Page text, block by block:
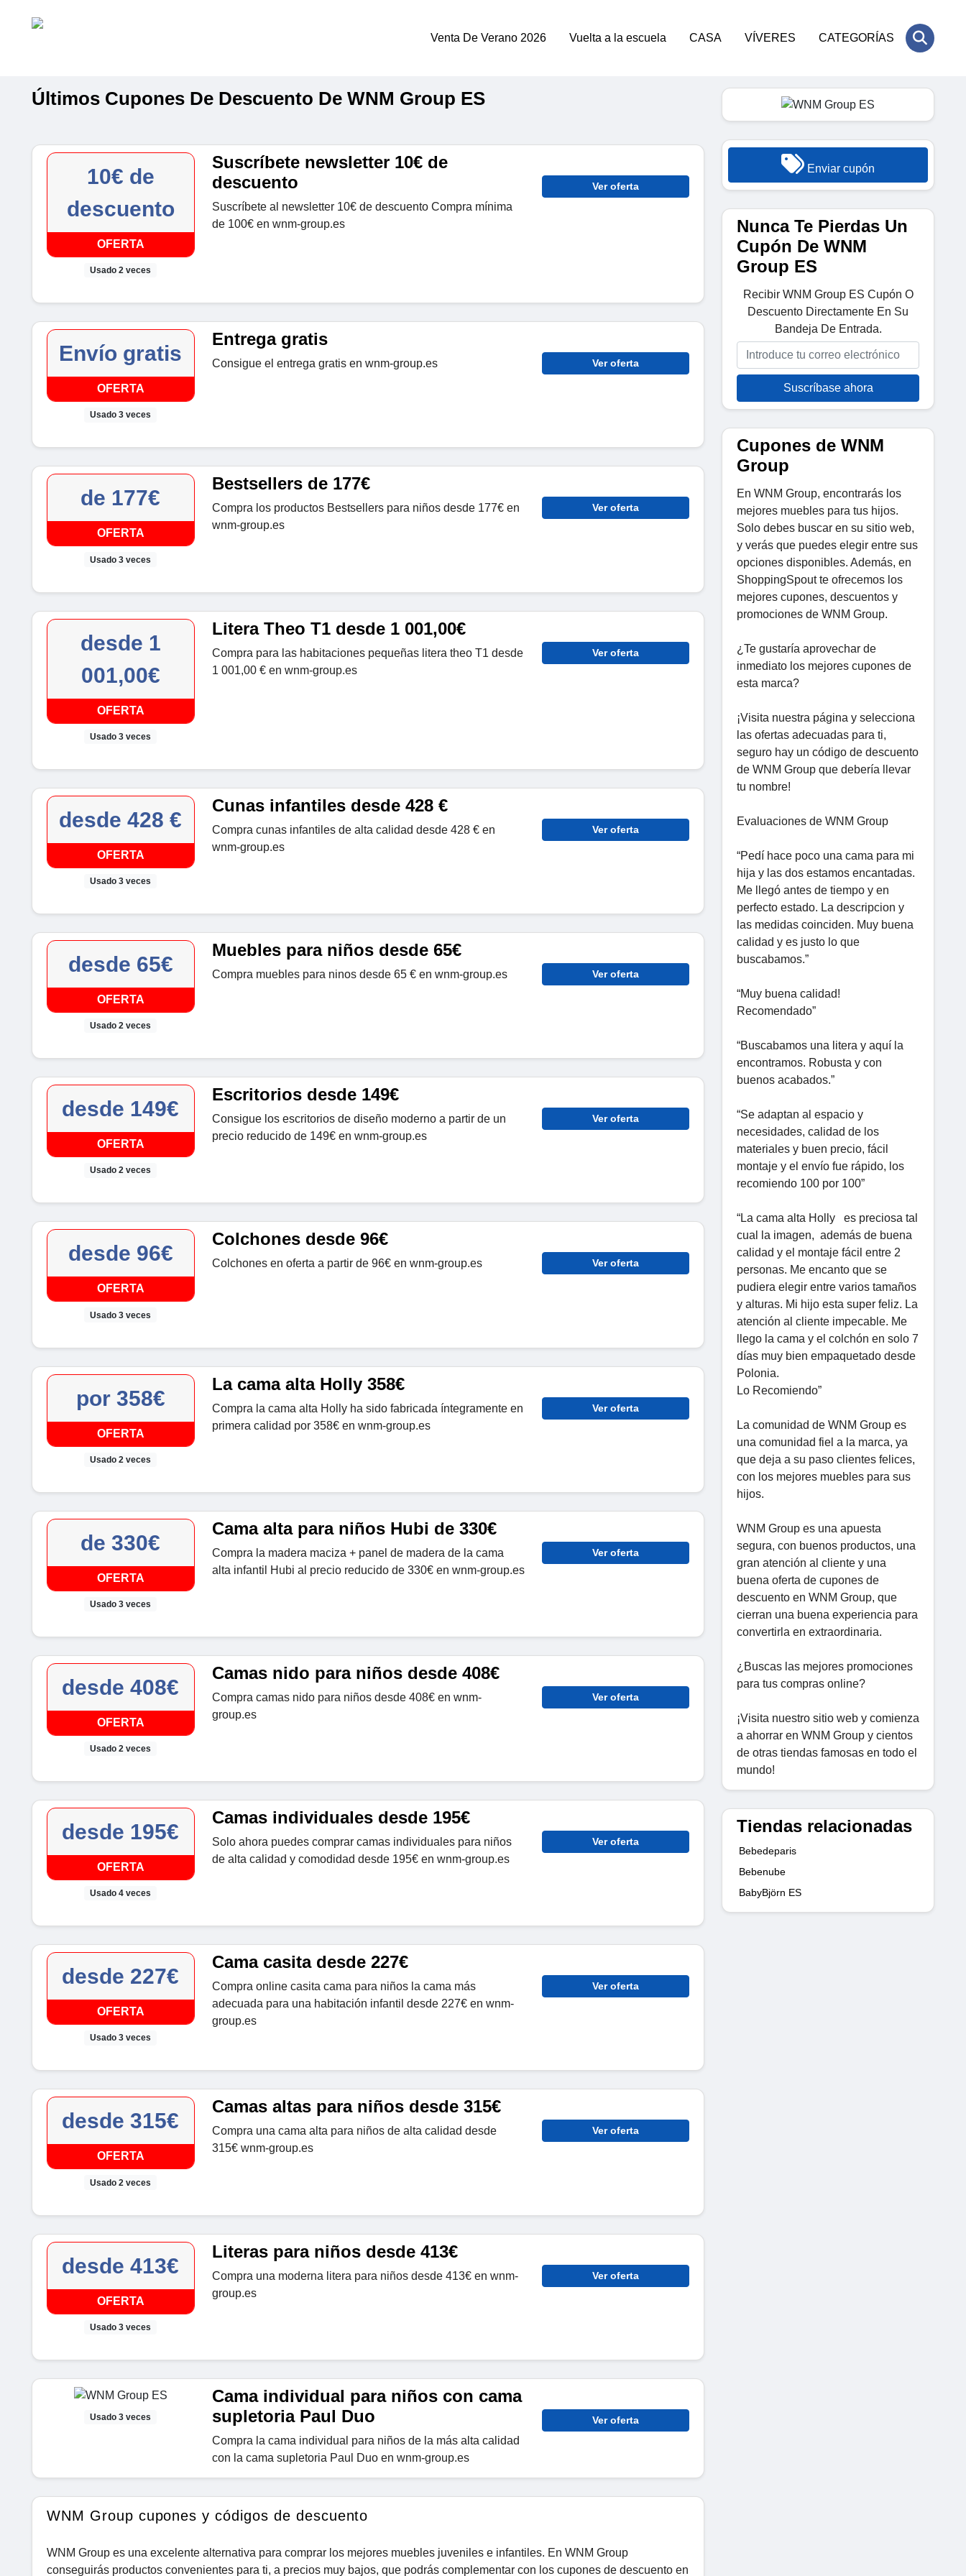
Venta De Verano 2026 Vuelta a la escuela CASA VÍVERES CATEGORÍAS
Últimos Cupones De Descuento De WNM Group ES
10€ de
descuento
OFERTA
Usado 2 veces
Suscríbete newsletter 10€ de
descuento
Suscríbete al newsletter 10€ de descuento Compra mínima
de 100€ en wnm-group.es
Ver oferta
Envío gratis
OFERTA
Usado 3 veces
Entrega gratis
Consigue el entrega gratis en wnm-group.es Ver oferta
de 177€
OFERTA
Usado 3 veces
Bestsellers de 177€
Compra los productos Bestsellers para niños desde 177€ en
wnm-group.es
Ver oferta
desde 1
001,00€
OFERTA
Usado 3 veces
Litera Theo T1 desde 1 001,00€
Compra para las habitaciones pequeñas litera theo T1 desde
1 001,00 € en wnm-group.es
Ver oferta
desde 428 €
OFERTA
Usado 3 veces
Cunas infantiles desde 428 €
Compra cunas infantiles de alta calidad desde 428 € en
wnm-group.es
Ver oferta
desde 65€
OFERTA
Usado 2 veces
Muebles para niños desde 65€
Compra muebles para ninos desde 65 € en wnm-group.es Ver oferta
desde 149€
OFERTA
Usado 2 veces
Escritorios desde 149€
Consigue los escritorios de diseño moderno a partir de un
precio reducido de 149€ en wnm-group.es
Ver oferta
desde 96€
OFERTA
Usado 3 veces
Colchones desde 96€
Colchones en oferta a partir de 96€ en wnm-group.es Ver oferta
por 358€
OFERTA
Usado 2 veces
La cama alta Holly 358€
Compra la cama alta Holly ha sido fabricada íntegramente en
primera calidad por 358€ en wnm-group.es
Ver oferta
de 330€
OFERTA
Usado 3 veces
Cama alta para niños Hubi de 330€
Compra la madera maciza + panel de madera de la cama
alta infantil Hubi al precio reducido de 330€ en wnm-group.es
Ver oferta
desde 408€
OFERTA
Usado 2 veces
Camas nido para niños desde 408€
Compra camas nido para niños desde 408€ en wnm-
group.es
Ver oferta
desde 195€
OFERTA
Usado 4 veces
Camas individuales desde 195€
Solo ahora puedes comprar camas individuales para niños
de alta calidad y comodidad desde 195€ en wnm-group.es
Ver oferta
desde 227€
OFERTA
Usado 3 veces
Cama casita desde 227€
Compra online casita cama para niños la cama más
adecuada para una habitación infantil desde 227€ en wnm-
group.es
Ver oferta
desde 315€
OFERTA
Usado 2 veces
Camas altas para niños desde 315€
Compra una cama alta para niños de alta calidad desde
315€ wnm-group.es
Ver oferta
desde 413€
OFERTA
Usado 3 veces
Literas para niños desde 413€
Compra una moderna litera para niños desde 413€ en wnm-
group.es
Ver oferta
Usado 3 veces
Cama individual para niños con cama
supletoria Paul Duo
Compra la cama individual para niños de la más alta calidad
con la cama supletoria Paul Duo en wnm-group.es
Ver oferta
WNM Group cupones y códigos de descuento
WNM Group es una excelente alternativa para comprar los mejores muebles juveniles e infantiles. En WNM Group
conseguirás productos convenientes para ti, a precios muy bajos, que podrás complementar con los cupones de descuento en
Enviar cupón
Nunca Te Pierdas Un
Cupón De WNM
Group ES
Recibir WNM Group ES Cupón O
Descuento Directamente En Su
Bandeja De Entrada.
Suscríbase ahora
Cupones de WNM
Group
En WNM Group, encontrarás los
mejores muebles para tus hijos.
Solo debes buscar en su sitio web,
y verás que puedes elegir entre sus
opciones disponibles. Además, en
ShoppingSpout te ofrecemos los
mejores cupones, descuentos y
promociones de WNM Group.
¿Te gustaría aprovechar de
inmediato los mejores cupones de
esta marca?
¡Visita nuestra página y selecciona
las ofertas adecuadas para ti,
seguro hay un código de descuento
de WNM Group que debería llevar
tu nombre!
Evaluaciones de WNM Group
“Pedí hace poco una cama para mi
hija y las dos estamos encantadas.
Me llegó antes de tiempo y en
perfecto estado. La descripcion y
las medidas coinciden. Muy buena
calidad y es justo lo que
buscabamos.”
“Muy buena calidad!
Recomendado”
“Buscabamos una litera y aquí la
encontramos. Robusta y con
buenos acabados.”
“Se adaptan al espacio y
necesidades, calidad de los
materiales y buen precio, fácil
montaje y el envío fue rápido, los
recomiendo 100 por 100”
“La cama alta Holly es preciosa tal
cual la imagen, además de buena
calidad y el montaje fácil entre 2
personas. Me encanto que se
pudiera elegir entre varios tamaños
y alturas. Mi hijo esta super feliz. La
atención al cliente impecable. Me
llego la cama y el colchón en solo 7
días muy bien empaquetado desde
Polonia.
Lo Recomiendo”
La comunidad de WNM Group es
una comunidad fiel a la marca, ya
que deja a su paso clientes felices,
con los mejores muebles para sus
hijos.
WNM Group es una apuesta
segura, con buenos productos, una
gran atención al cliente y una
buena oferta de cupones de
descuento en WNM Group, que
cierran una buena experiencia para
convertirla en extraordinaria.
¿Buscas las mejores promociones
para tus compras online?
¡Visita nuestro sitio web y comienza
a ahorrar en WNM Group y cientos
de otras tiendas famosas en todo el
mundo!
Tiendas relacionadas
Bebedeparis
Bebenube
BabyBjörn ES